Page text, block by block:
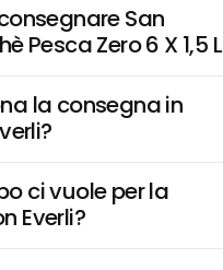
San
Pesca Zero 6 X 1,5
la consegna in
ci vuole per la
Everli?